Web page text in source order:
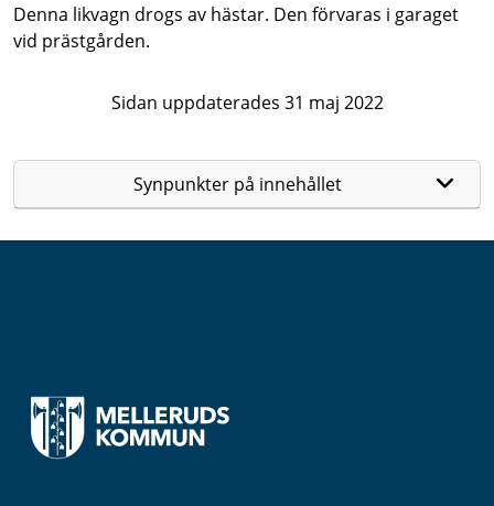
Denna likvagn drogs av hästar. Den förvaras i garaget
vid prästgården.
Sidan uppdaterades 31 maj 2022
Synpunkter på innehållet